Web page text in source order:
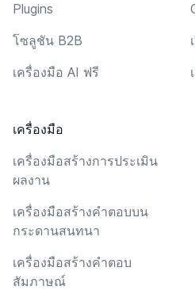
Plugins
โซลูชัน B2B
เครื่องมือ AI ฟรี
เครื่องมือ
เครื่องมือสร้างการประเมิน
ผลงาน
เครื่องมือสร้างคำตอบบน
กระดานสนทนา
เครื่องมือสร้างคำตอบ
สัมภาษณ์